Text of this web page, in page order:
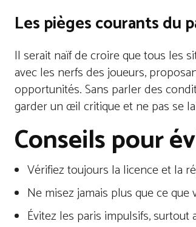
Les pièges courants du
Il serait naïf de croire que tous les
avec les nerfs des joueurs,
opportunités. Sans parler des
garder un œil critique et ne pas se
Conseils pour
Vérifiez toujours la licence et la
Ne misez jamais plus que ce
Évitez les paris impulsifs,